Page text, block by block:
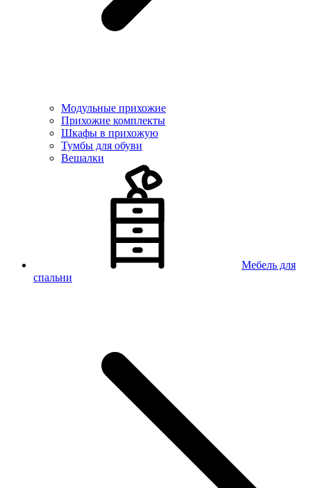
Модульные прихожие
Прихожие комплекты
Шкафы в прихожую
Тумбы для обуви
Вешалки
Мебель для
спальни